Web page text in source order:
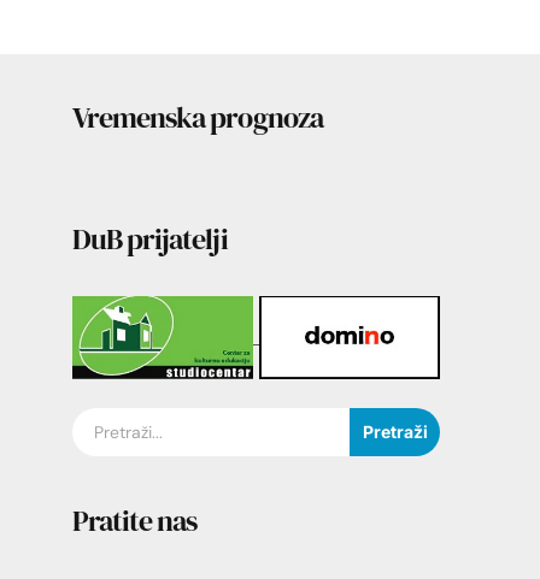
Vremenska prognoza
DuB prijatelji
Pretraži
Pratite nas